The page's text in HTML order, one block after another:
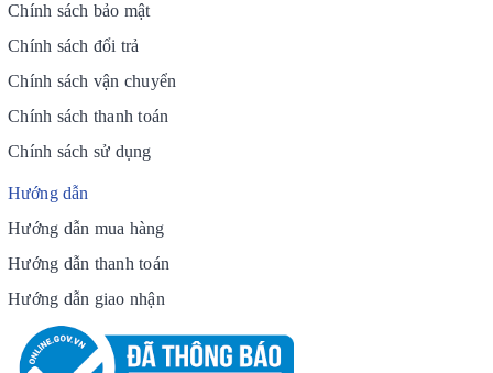
Chính sách bảo mật
Chính sách đổi trả
Chính sách vận chuyển
Chính sách thanh toán
Chính sách sử dụng
Hướng dẫn
Hướng dẫn mua hàng
Hướng dẫn thanh toán
Hướng dẫn giao nhận